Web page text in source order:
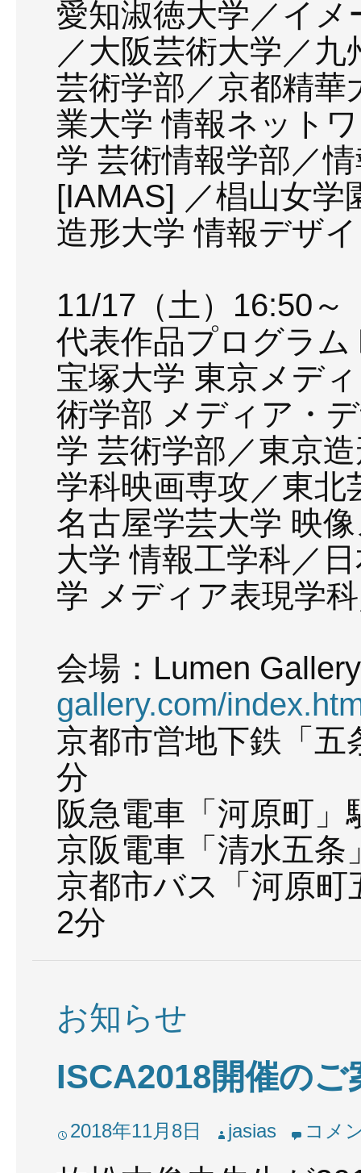
愛知淑徳大学／イ
／大阪芸術大学／
芸術学部／京都精華
業大学 情報ネット
学 芸術情報学部／
[IAMAS] ／椙山女学
造形大学 情報デザ
11/17（土）16:50～
代表作品プログラ
宝塚大学 東京メデ
術学部 メディア・
学 芸術学部／東京
学科映画専攻／東北
名古屋学芸大学 映
大学 情報工学科／
学 メディア表現学
会場：Lumen
gallery.com/
京都市営地下鉄「
分
阪急電車「河原町
京阪電車「清水五
京都市バス「河原
2分
お知らせ
ISCA2018開催の
2018年11月8日 jasias コメ